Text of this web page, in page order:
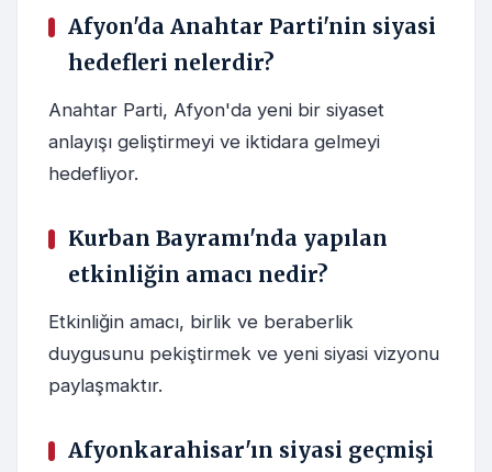
Afyon'da Anahtar Parti'nin siyasi
hedefleri nelerdir?
Anahtar Parti, Afyon'da yeni bir siyaset
anlayışı geliştirmeyi ve iktidara gelmeyi
hedefliyor.
Kurban Bayramı'nda yapılan
etkinliğin amacı nedir?
Etkinliğin amacı, birlik ve beraberlik
duygusunu pekiştirmek ve yeni siyasi vizyonu
paylaşmaktır.
Afyonkarahisar'ın siyasi geçmişi